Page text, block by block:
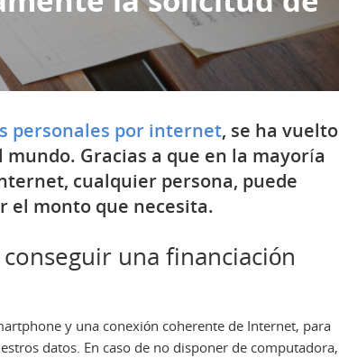
personales por internet, se ha vuelto
Gracias a que en la mayoría
cualquier persona, puede
el monto que necesita.
una financiación
y una conexión coherente de Internet, para
datos. En caso de no disponer de computadora,